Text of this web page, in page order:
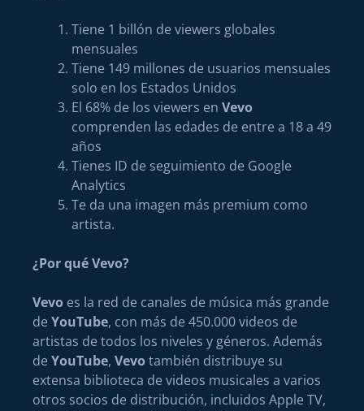
Tiene 1 billón de viewers globales
mensuales
Tiene 149 millones de usuarios mensuales
solo en los Estados Unidos
El 68% de los viewers en Vevo
comprenden las edades de entre a 18 a 49
años
Tienes ID de seguimiento de Google
Analytics
Te da una imagen más premium como
artista.
¿Por qué Vevo?
Vevo es la red de canales de música más grande
de YouTube, con más de 450.000 videos de
artistas de todos los niveles y géneros. Además
de YouTube, Vevotambién distribuye su
extensa biblioteca de videos musicales a varios
otros socios de distribución, incluidos Apple TV,